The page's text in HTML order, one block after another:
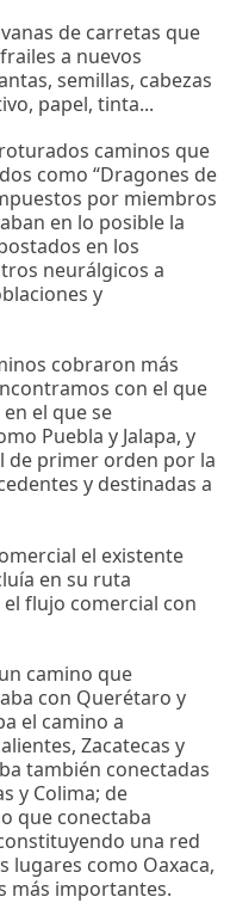
de carretas que
a nuevos
semillas, cabezas
papel, tinta...
caminos que
como “Dragones de
por miembros
en lo posible la
en los
neurálgicos a
y
cobraron más
con el que
el que se
Puebla y Jalapa, y
de primer orden por la
y destinadas a
el existente
en su ruta
flujo comercial con
camino que
con Querétaro y
el camino a
Zacatecas y
también conectadas
y Colima; de
que conectaba
una red
lugares como Oaxaca,
más importantes.